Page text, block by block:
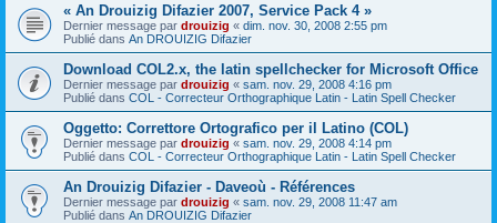
« An Drouizig Difazier 2007, Service Pack 4 »
Dernier message par drouizig « dim. nov. 30, 2008 2:55 pm
Publié dans An DROUIZIG Difazier
Download COL2.x, the latin spellchecker for Microsoft Office
Dernier message par drouizig « sam. nov. 29, 2008 4:16 pm
Publié dans COL - Correcteur Orthographique Latin - Latin Spell Checker
Oggetto: Correttore Ortografico per il Latino (COL)
Dernier message par drouizig « sam. nov. 29, 2008 4:14 pm
Publié dans COL - Correcteur Orthographique Latin - Latin Spell Checker
An Drouizig Difazier - Daveoù - Références
Dernier message par drouizig « sam. nov. 29, 2008 11:47 am
Publié dans An DROUIZIG Difazier